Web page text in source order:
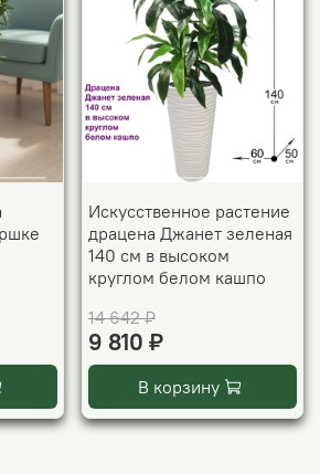
Искусственное растение
драцена Джанет зеленая
140 см в высоком
круглом белом кашпо
14 642 ₽
9 810 ₽
В корзину